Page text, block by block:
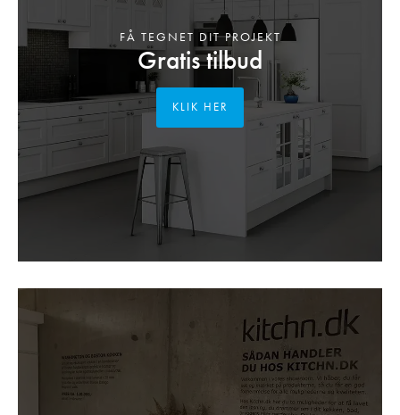
Gratis tilbud
FÅ TEGNET DIT PROJEKT
KLIK HER